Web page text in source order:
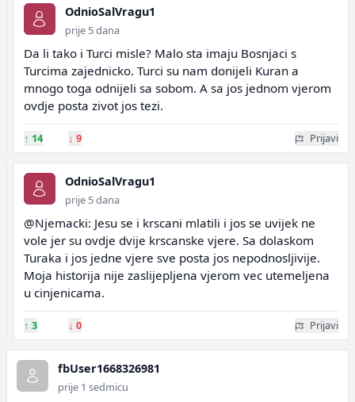
OdnioSalVragu1
prije 5 dana
Da li tako i Turci misle? Malo sta imaju Bosnjaci s
Turcima zajednicko. Turci su nam donijeli Kuran a
mnogo toga odnijeli sa sobom. A sa jos jednom vjerom
ovdje posta zivot jos tezi.
↑ 14 ↓ 9 Prijavi
OdnioSalVragu1
prije 5 dana
@Njemacki: Jesu se i krscani mlatili i jos se uvijek ne
vole jer su ovdje dvije krscanske vjere. Sa dolaskom
Turaka i jos jedne vjere sve posta jos nepodnosljivije.
Moja historija nije zaslijepljena vjerom vec utemeljena
u cinjenicama.
↑ 3 ↓ 0 Prijavi
fbUser1668326981
prije 1 sedmicu